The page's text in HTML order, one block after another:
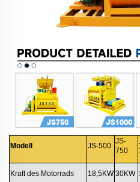
Modell JS-500
JS-
750
Kraft des Motorrads 18,5KW 30KW